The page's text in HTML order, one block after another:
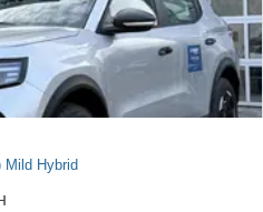
Mild Hybrid